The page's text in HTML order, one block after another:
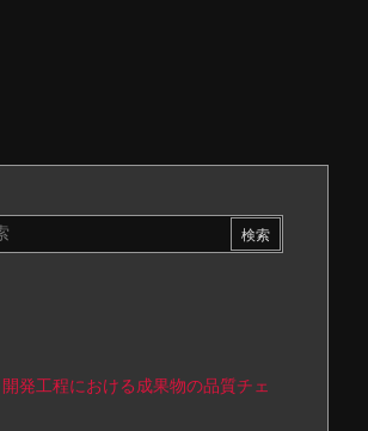
開発工程における成果物の品質チェ